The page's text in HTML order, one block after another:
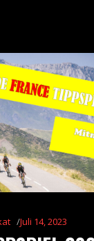
Juli 14, 2023